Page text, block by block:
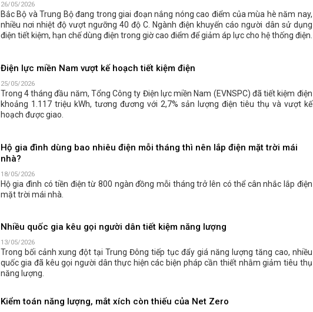
26/05/2026
Bắc Bộ và Trung Bộ đang trong giai đoạn nắng nóng cao điểm của mùa hè năm nay,
nhiều nơi nhiệt độ vượt ngưỡng 40 độ C. Ngành điện khuyến cáo người dân sử dụng
điện tiết kiệm, hạn chế dùng điện trong giờ cao điểm để giảm áp lực cho hệ thống điện.
Điện lực miền Nam vượt kế hoạch tiết kiệm điện
25/05/2026
Trong 4 tháng đầu năm, Tổng Công ty Điện lực miền Nam (EVNSPC) đã tiết kiệm điện
khoảng 1.117 triệu kWh, tương đương với 2,7% sản lượng điện tiêu thụ và vượt kế
hoạch được giao.
Hộ gia đình dùng bao nhiêu điện mỗi tháng thì nên lắp điện mặt trời mái
nhà?
18/05/2026
Hộ gia đình có tiền điện từ 800 ngàn đồng mỗi tháng trở lên có thể cân nhắc lắp điện
mặt trời mái nhà.
Nhiều quốc gia kêu gọi người dân tiết kiệm năng lượng
13/05/2026
Trong bối cảnh xung đột tại Trung Đông tiếp tục đẩy giá năng lượng tăng cao, nhiều
quốc gia đã kêu gọi người dân thực hiện các biện pháp cần thiết nhằm giảm tiêu thụ
năng lượng.
Kiểm toán năng lượng, mắt xích còn thiếu của Net Zero